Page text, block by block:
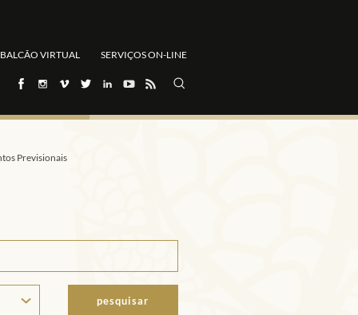
BALCÃO VIRTUAL SERVIÇOS ON-LINE
Previsionais
pesquisar